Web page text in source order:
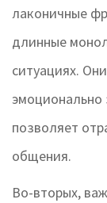
лаконичные
длинные
ситуациях.
позволяет
общения.
Во-вторых,